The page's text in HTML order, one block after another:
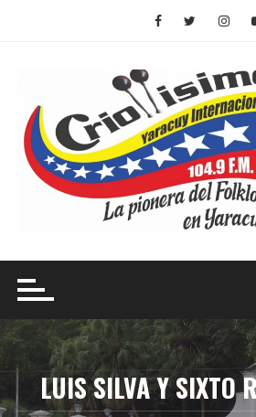
LUIS SILVA Y SIXTO